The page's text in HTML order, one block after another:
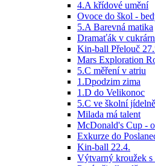
4.A křídové umění
Ovoce do škol -
5.A Barevná matika
Dramaťák v
Kin-ball Přelouč
Mars Exploration
5.C měření v atriu
1.Dpodzim zima
1.D do Velikonoc
5.C ve školní jídelně
Milada má talent
McDonald's Cup -
Exkurze do
Kin-ball 22.4.
Výtvarný kroužek s